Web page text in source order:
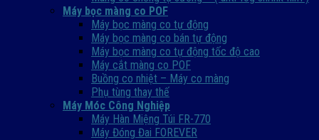
Máy bọc màng co POF
Máy bọc màng co tự động
Máy bọc màng co bán tự động
Máy bọc màng co tự động tốc độ cao
Máy cắt màng co POF
Buồng co nhiệt – Máy co màng
Phụ tùng thay thế
Máy Móc Công Nghiệp
Máy Hàn Miệng Túi FR-770
Máy Đóng Đai FOREVER